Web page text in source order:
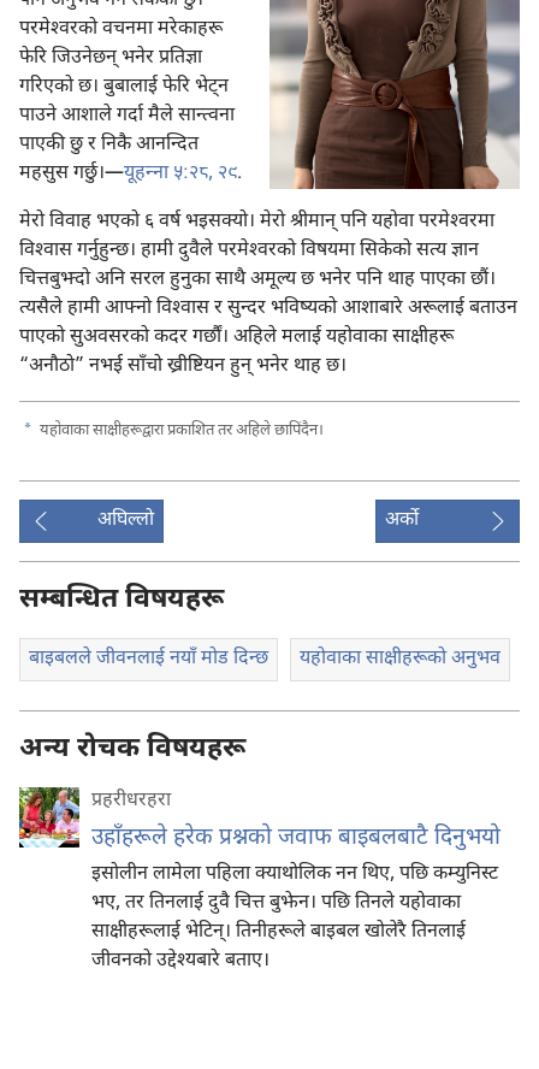
परमेश्‍वरको वचनमा मरेकाहरू
फेरि जिउनेछन्‌ भनेर प्रतिज्ञा
गरिएको छ। बुबालाई फेरि भेट्‌न
पाउने आशाले गर्दा मैले सान्त्वना
पाएकी छु र निकै आनन्दित
महसुस गर्छु।—यूहन्‍ना ५:२८, २९.
मेरो विवाह भएको ६ वर्ष भइसक्यो। मेरो श्रीमान्‌ पनि यहोवा परमेश्‍वरमा
विश्‍वास गर्नुहुन्छ। हामी दुवैले परमेश्‍वरको विषयमा सिकेको सत्य ज्ञान
चित्तबुझ्दो अनि सरल हुनुका साथै अमूल्य छ भनेर पनि थाह पाएका छौं।
त्यसैले हामी आफ्नो विश्‍वास र सुन्दर भविष्यको आशाबारे अरूलाई बताउन
पाएको सुअवसरको कदर गर्छौं। अहिले मलाई यहोवाका साक्षीहरू
“अनौठो” नभई साँचो ख्रीष्टियन हुन्‌ भनेर थाह छ।
a यहोवाका साक्षीहरूद्वारा प्रकाशित तर अहिले छापिंदैन।
अघिल्लो अर्को
सम्बन्धित विषयहरू
बाइबलले जीवनलाई नयाँ मोड दिन्छ यहोवाका साक्षीहरूको अनुभव
अन्य रोचक विषयहरू
प्रहरीधरहरा
उहाँहरूले हरेक प्रश्नको जवाफ बाइबलबाटै दिनुभयो
इसोलीन लामेला पहिला क्याथोलिक नन थिए, पछि कम्युनिस्ट
भए, तर तिनलाई दुवै चित्त बुझेन। पछि तिनले यहोवाका
साक्षीहरूलाई भेटिन्‌। तिनीहरूले बाइबल खोलेरै तिनलाई
जीवनको उद्देश्यबारे बताए।